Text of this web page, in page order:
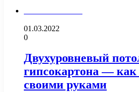
01.03.2022
0
Двухуровневый
гипсокартона — как
своими руками